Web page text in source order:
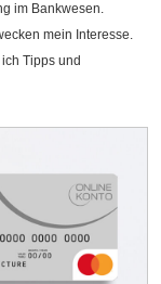
im Bankwesen.
mein Interesse.
Tipps und